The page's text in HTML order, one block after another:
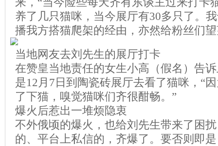
养了几只猫咪，当今展厅有30多只了。
播我方搭猫爬架的经由，亦然给粉丝们
当地网友去刘先生的展厅打卡
在赞皇当地责任的女生小高（假名）告
是12月7日到陶瓷砖展厅去看了猫咪，“
了下猫，嗅觉猫咪们齐很酣畅。”
爆火后惹出一堆烦隐衷
不外俄顷的爆火，也给刘先生带来了困
的、平台上私信的，齐爆了。要否则即